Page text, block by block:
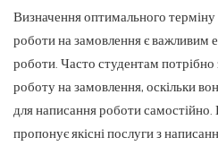
Визначення оптимального терміну
роботи на замовлення є важливим
роботи. Часто студентам потрібно
роботу на замовлення, оскільки
для написання роботи
пропонує якісні послуги з